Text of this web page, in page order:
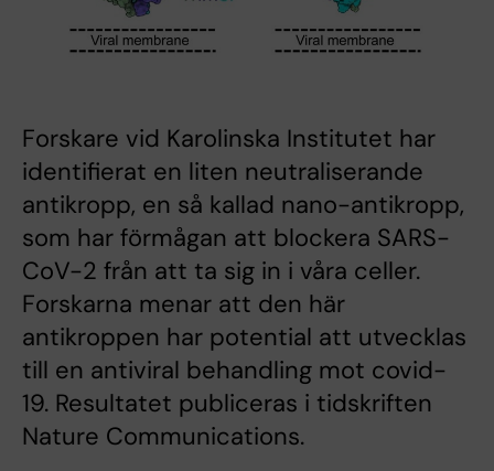
Forskare vid Karolinska Institutet har
identifierat en liten neutraliserande
antikropp, en så kallad nano-antikropp,
som har förmågan att blockera SARS-
CoV-2 från att ta sig in i våra celler.
Forskarna menar att den här
antikroppen har potential att utvecklas
till en antiviral behandling mot covid-
19. Resultatet publiceras i tidskriften
Nature Communications.